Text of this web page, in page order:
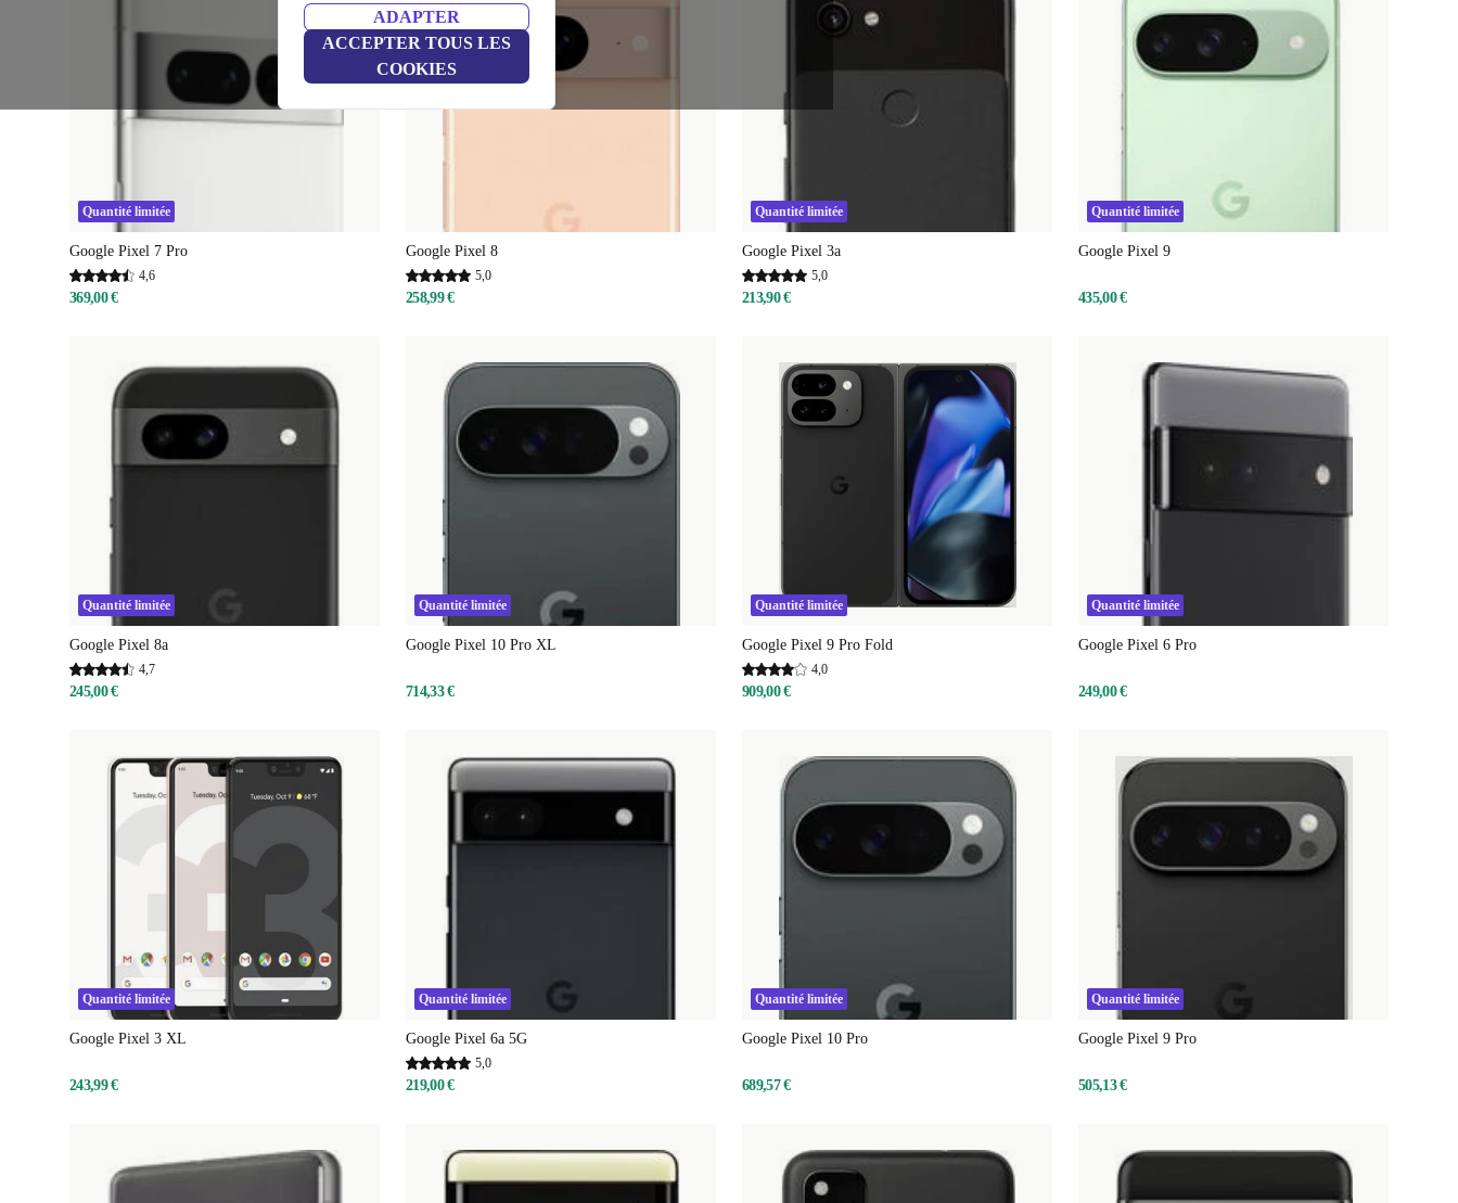
ADAPTER
ACCEPTER TOUS LES
COOKIES
Quantité limitée
Google Pixel 7 Pro
4,6
369,00 €
Google Pixel 8
5,0
258,99 €
Quantité limitée
Google Pixel 3a
5,0
213,90 €
Quantité limitée
Google Pixel 9
435,00 €
Quantité limitée
Google Pixel 8a
4,7
245,00 €
Quantité limitée
Google Pixel 10 Pro XL
714,33 €
Quantité limitée
Google Pixel 9 Pro Fold
4,0
909,00 €
Quantité limitée
Google Pixel 6 Pro
249,00 €
Quantité limitée
Google Pixel 3 XL
243,99 €
Quantité limitée
Google Pixel 6a 5G
5,0
219,00 €
Quantité limitée
Google Pixel 10 Pro
689,57 €
Quantité limitée
Google Pixel 9 Pro
505,13 €